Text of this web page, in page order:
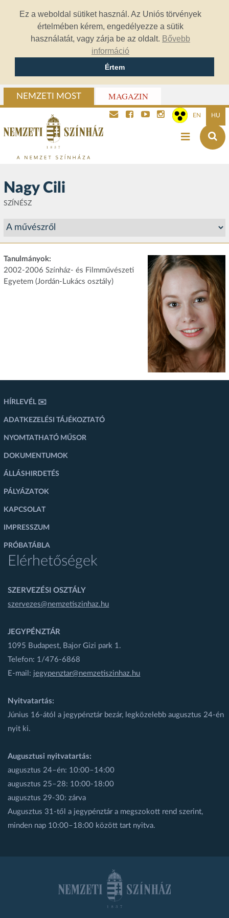
Ez a weboldal sütiket használ. Az Uniós törvények
értelmében kérem, engedélyezze a sütik
használatát, vagy zárja be az oldalt. Bővebb
információ
Értem
NEMZETI MOST MAGAZIN
EN HU
Nagy Cili
SZÍNÉSZ
Tanulmányok:
2002-2006 Színház- és Filmművészeti
Egyetem (Jordán-Lukács osztály)
HÍRLEVÉL ✉️
ADATKEZELÉSI TÁJÉKOZTATÓ
NYOMTATHATÓ MŰSOR
DOKUMENTUMOK
ÁLLÁSHIRDETÉS
PÁLYÁZATOK
KAPCSOLAT
IMPRESSZUM
PRÓBATÁBLA
Elérhetőségek
SZERVEZÉSI OSZTÁLY
szervezes@nemzetiszinhaz.hu
JEGYPÉNZTÁR
1095 Budapest, Bajor Gizi park 1.
Telefon: 1/476-6868
E-mail: jegypenztar@nemzetiszinhaz.hu
Nyitvatartás:
Június 16-ától a jegypénztár bezár, legközelebb augusztus 24-én
nyit ki.
Augusztusi nyitvatartás:
augusztus 24–én: 10:00–14:00
augusztus 25–28: 10:00-18:00
augusztus 29-30: zárva
Augusztus 31-től a jegypénztár a megszokott rend szerint,
minden nap 10:00–18:00 között tart nyitva.